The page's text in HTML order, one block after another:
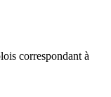
correspondant à